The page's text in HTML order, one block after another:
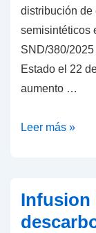
distribución
semisintéticos
SND/380/
Estado el 22
aumento …
España
cannabinoides
semisintético
Leer más »
Infusion